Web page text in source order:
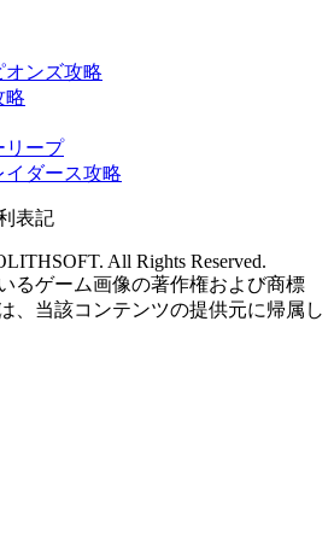
オンズ攻略
略
リープ
イダース攻略
表記
All Rights Reserved.
るゲーム画像の著作権および商標
、当該コンテンツの提供元に帰属し